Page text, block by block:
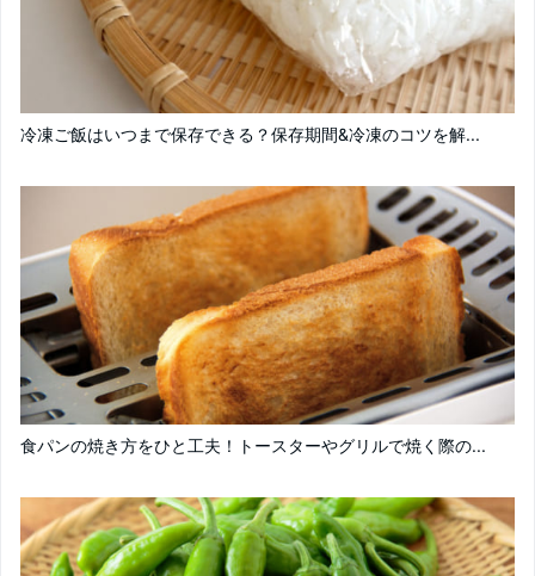
冷凍ご飯はいつまで保存できる？保存期間&冷凍のコツを解...
食パンの焼き方をひと工夫！トースターやグリルで焼く際の...